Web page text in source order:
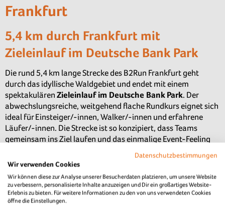
Frankfurt
5,4 km durch Frankfurt mit
Zieleinlauf im Deutsche Bank Park
Die rund 5,4 km lange Strecke des B2Run Frankfurt geht
durch das idyllische Waldgebiet und endet mit einem
spektakulären Zieleinlauf im Deutsche Bank Park. Der
abwechslungsreiche, weitgehend flache Rundkurs eignet sich
ideal für Einsteiger/-innen, Walker/-innen und erfahrene
Läufer/-innen. Die Strecke ist so konzipiert, dass Teams
gemeinsam ins Ziel laufen und das einmalige Event-Feeling
Hier kannst du dir das virtuelle Streckenvideo zum B2Run
Frankfurt ansehen. Über den darunter stehenden Button
erhältst du Zugriff auf unseren Streckenplan und kannst dir
diesen herunterladen.
Datenschutzbestimmungen
Wir verwenden Cookies
Wir können diese zur Analyse unserer Besucherdaten platzieren, um unsere Website
zu verbessern, personalisierte Inhalte anzuzeigen und Dir ein großartiges Website-
Erlebnis zu bieten. Für weitere Informationen zu den von uns verwendeten Cookies
öffne die Einstellungen.